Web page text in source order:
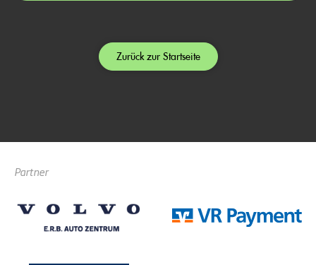
Zurück zur Startseite
Partner